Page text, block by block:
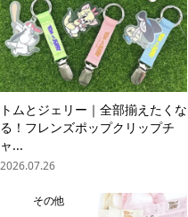
トムとジェリー｜全部揃えたくな
る！フレンズポップクリップチ
ャ...
2026.07.26
その他